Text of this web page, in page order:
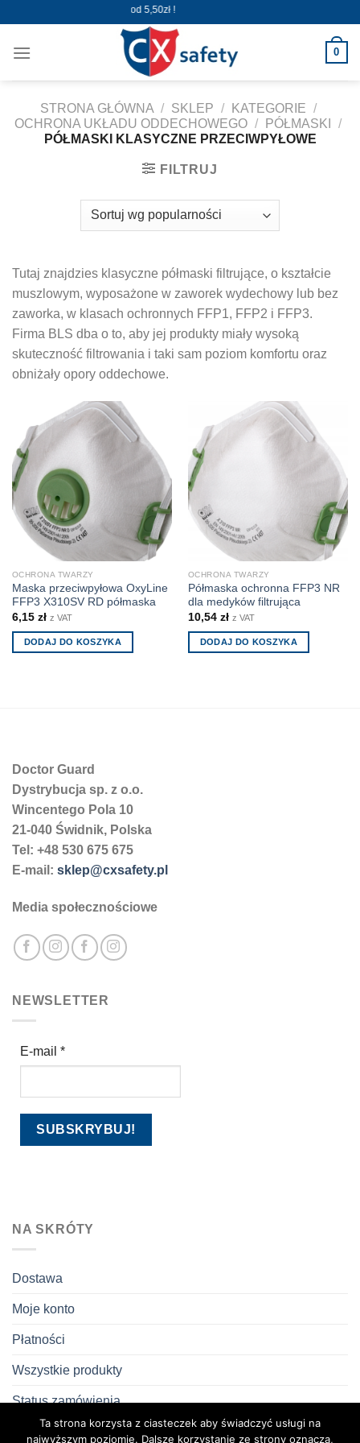
content
Wysyłka już od 5,50zł !
0
STRONA GŁÓWNA / SKLEP / KATEGORIE /
OCHRONA UKŁADU ODDECHOWEGO / PÓŁMASKI
/
PÓŁMASKI KLASYCZNE PRZECIWPYŁOWE
FILTRUJ
Tutaj znajdzies klasyczne półmaski filtrujące, o kształcie
muszlowym, wyposażone w zaworek wydechowy lub bez
zaworka, w klasach ochronnych FFP1, FFP2 i FFP3.
Firma BLS dba o to, aby jej produkty miały wysoką
skuteczność filtrowania i taki sam poziom komfortu oraz
obniżały opory oddechowe.
OCHRONA TWARZY
Maska przeciwpyłowa OxyLine
FFP3 X310SV RD półmaska
6,15 zł z VAT
DODAJ DO KOSZYKA
OCHRONA TWARZY
Półmaska ochronna FFP3 NR
dla medyków filtrująca
10,54 zł z VAT
DODAJ DO KOSZYKA
Doctor Guard
Dystrybucja sp. z o.o.
Wincentego Pola 10
21-040 Świdnik, Polska
Tel: +48 530 675 675
E-mail: sklep@cxsafety.pl
Media społecznościowe
NEWSLETTER
E-mail *
NA SKRÓTY
Dostawa
Moje konto
Płatności
Wszystkie produkty
Status zamówienia
Zwroty i reklamacje
Ta strona korzysta z ciasteczek aby świadczyć usługi na
najwyższym poziomie. Dalsze korzystanie ze strony oznacza,